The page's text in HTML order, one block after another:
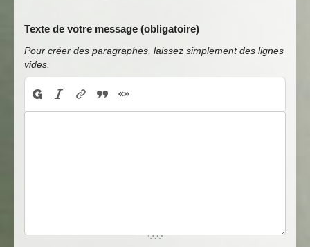
Texte de votre message (obligatoire)
Pour créer des paragraphes, laissez simplement des lignes
vides.